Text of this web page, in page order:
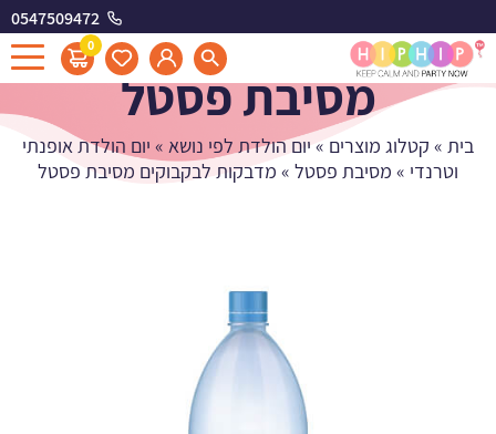
0547509472
0
מדבקות לבקבוקים
מסיבת פסטל
בית » קטלוג מוצרים » יום הולדת לפי נושא » יום הולדת אופנתי
וטרנדי » מסיבת פסטל » מדבקות לבקבוקים מסיבת פסטל